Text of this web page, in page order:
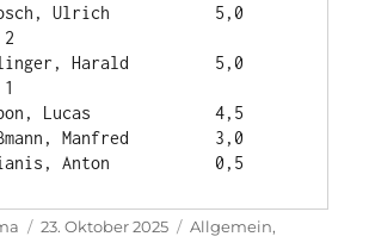
Veröffentlicht
23. Oktober 2025 Kategorien
Allgemein,